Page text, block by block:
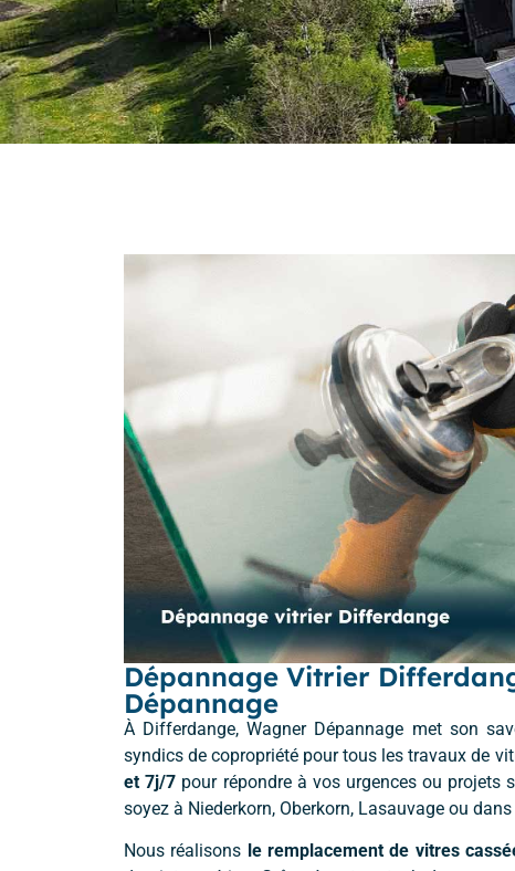
Dépannage Vitrier
Dépannage
À Differdange, Wagner Dépannage met son
syndics de copropriété pour tous les travaux de
et 7j/7 pour répondre à vos urgences ou projets
soyez à Niederkorn, Oberkorn, Lasauvage ou
Nous réalisons le remplacement de vitres